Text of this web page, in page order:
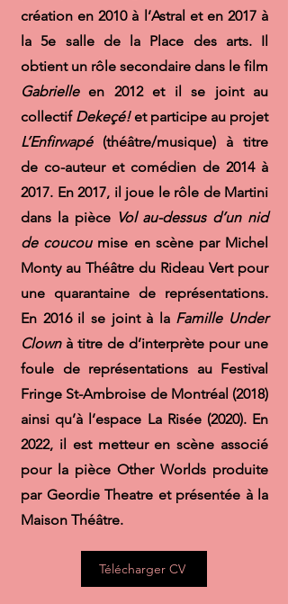
création en 2010 à l’Astral et en 2017 à
la 5e salle de la Place des arts. Il
obtient un rôle secondaire dans le film
Gabrielleen 2012 et il se joint au
collectif Dekeçé!et participe au projet
L’Enfirwapé(théâtre/musique) à titre
de co-auteur et comédien de 2014 à
2017. En 2017, il joue le rôle de Martini
dans la pièce Vol au-dessus d’un nid
de coucoumise en scène par Michel
Monty au Théâtre du Rideau Vert pour
une quarantaine de représentations.
En 2016 il se joint à la Famille Under
Clown à titre de d’interprète pour une
foule de représentations au Festival
Fringe St-Ambroise de Montréal (2018)
ainsi qu’à l’espace La Risée (2020). En
2022, il est metteur en scène associé
pour la pièce Other Worlds produite
par Geordie Theatre et présentée à la
Maison Théâtre.
Télécharger CV